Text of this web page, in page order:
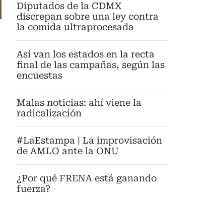
Diputados de la CDMX
discrepan sobre una ley contra
la comida ultraprocesada
Así van los estados en la recta
final de las campañas, según las
encuestas
Malas noticias: ahí viene la
radicalización
#LaEstampa | La improvisación
de AMLO ante la ONU
¿Por qué FRENA está ganando
fuerza?